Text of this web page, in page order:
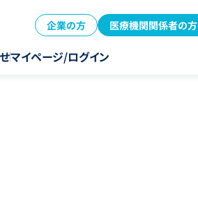
企業の方 医療機関関係者の方
マイページ/ログイン